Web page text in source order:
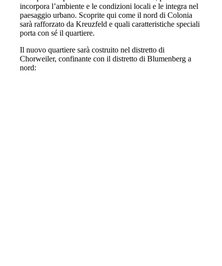
incorpora l’ambiente e le condizioni locali e le integra nel
paesaggio urbano. Scoprite qui come il nord di Colonia
sarà rafforzato da Kreuzfeld e quali caratteristiche speciali
porta con sé il quartiere.
Il nuovo quartiere sarà costruito nel distretto di
Chorweiler, confinante con il distretto di Blumenberg a
nord: